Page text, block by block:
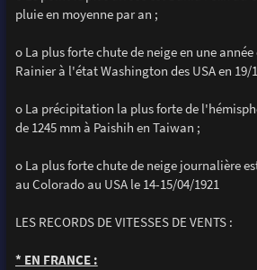
pluie en moyenne par an ;
o La plus forte chute de neige en une
Rainier à l'état Washington des USA en 19/
o La précipitation la plus forte de
de 1245 mm à Paishih en Taiwan ;
o La plus forte chute de neige journalière
au Colorado au USA le 14-15/04/1921
LES RECORDS DE VITESSES DE VENTS :
* EN FRANCE :